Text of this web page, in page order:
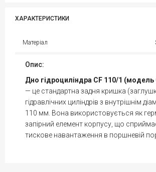
ХАРАКТЕРИСТИКИ
Матеріал
Опис:
Дно гідроциліндра CF 110/1 (модель
— це стандартна задня кришка
гідравлічних циліндрів з внутрішнім
110 мм. Вона використовується як
запірний елемент корпусу, що
тискове навантаження в поршневій